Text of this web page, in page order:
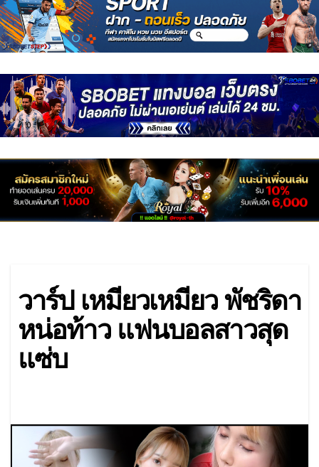
วาร์ป เหมียวเหมียว พัชริดา
หน่อท้าว แฟนบอลสาวสุด
แซ่บ